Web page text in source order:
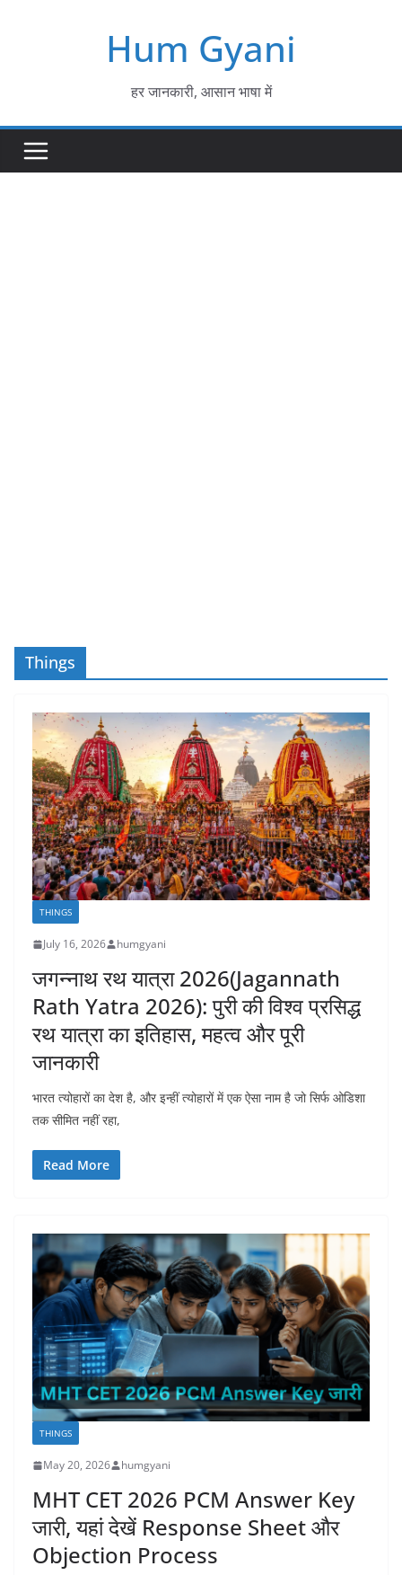
Hum Gyani
हर जानकारी, आसान भाषा में
Things
THINGS
July 16, 2026 humgyani
जगन्नाथ रथ यात्रा 2026(Jagannath
Rath Yatra 2026): पुरी की विश्व प्रसिद्ध
रथ यात्रा का इतिहास, महत्व और पूरी
जानकारी
भारत त्योहारों का देश है, और इन्हीं त्योहारों में एक ऐसा नाम है जो सिर्फ ओडिशा
तक सीमित नहीं रहा,
Read More
THINGS
May 20, 2026 humgyani
MHT CET 2026 PCM Answer Key
जारी, यहां देखें Response Sheet और
Objection Process